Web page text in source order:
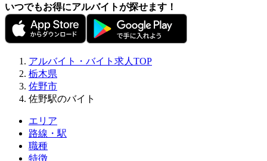
いつでもお得にアルバイトが探せます！
アルバイト・バイト求人TOP
栃木県
佐野市
佐野駅のバイト
エリア
路線・駅
職種
特徴